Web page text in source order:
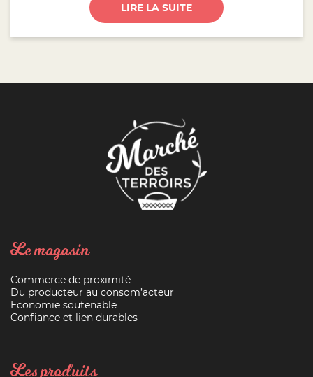
LIRE LA SUITE
Le magasin
Commerce de proximité
Du producteur au consom’acteur
Economie soutenable
Confiance et lien durables
Les produits